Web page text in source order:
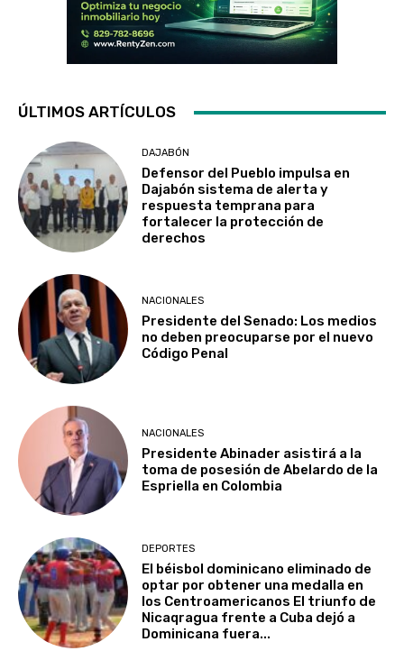
ÚLTIMOS ARTÍCULOS
DAJABÓN
Defensor del Pueblo impulsa en
Dajabón sistema de alerta y
respuesta temprana para
fortalecer la protección de
derechos
NACIONALES
Presidente del Senado: Los medios
no deben preocuparse por el nuevo
Código Penal
NACIONALES
Presidente Abinader asistirá a la
toma de posesión de Abelardo de la
Espriella en Colombia
DEPORTES
El béisbol dominicano eliminado de
optar por obtener una medalla en
los Centroamericanos El triunfo de
Nicaqragua frente a Cuba dejó a
Dominicana fuera...